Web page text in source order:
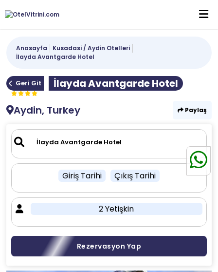
Anasayfa
Kusadasi / Aydin Otelleri
İlayda Avantgarde Hotel
Geri Git
İlayda Avantgarde Hotel
Aydin, Turkey
Paylaş
Giriş Tarihi Çıkış Tarihi
2 Yetişkin
Rezervasyon Yap